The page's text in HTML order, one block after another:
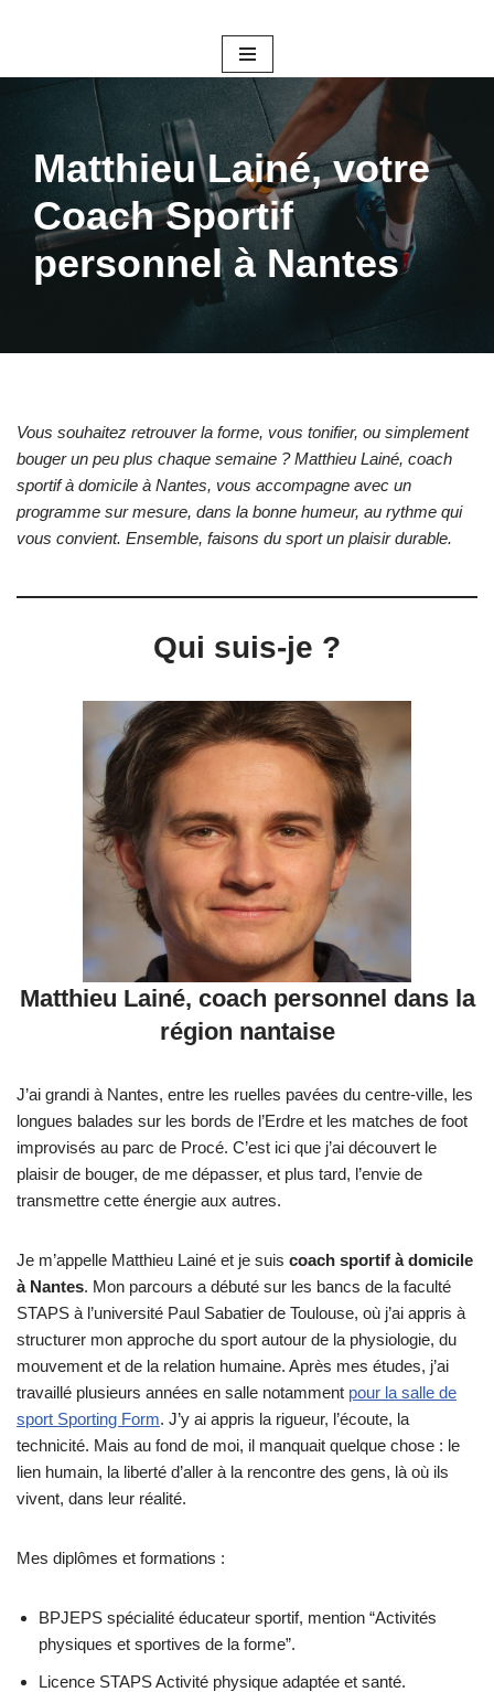
contenu
Matthieu Lainé, votre
Coach Sportif
personnel à Nantes
Vous souhaitez retrouver la forme, vous tonifier, ou simplement
bouger un peu plus chaque semaine ? Matthieu Lainé, coach
sportif à domicile à Nantes, vous accompagne avec un
programme sur mesure, dans la bonne humeur, au rythme qui
vous convient. Ensemble, faisons du sport un plaisir durable.
Qui suis-je ?
Matthieu Lainé, coach personnel dans la
région nantaise
J’ai grandi à Nantes, entre les ruelles pavées du centre-ville, les
longues balades sur les bords de l’Erdre et les matches de foot
improvisés au parc de Procé. C’est ici que j’ai découvert le
plaisir de bouger, de me dépasser, et plus tard, l’envie de
transmettre cette énergie aux autres.
Je m’appelle Matthieu Lainé et je suis coach sportif à domicile
à Nantes. Mon parcours a débuté sur les bancs de la faculté
STAPS à l’université Paul Sabatier de Toulouse, où j’ai appris à
structurer mon approche du sport autour de la physiologie, du
mouvement et de la relation humaine. Après mes études, j’ai
travaillé plusieurs années en salle notamment pour la salle de
sport Sporting Form. J’y ai appris la rigueur, l’écoute, la
technicité. Mais au fond de moi, il manquait quelque chose : le
lien humain, la liberté d’aller à la rencontre des gens, là où ils
vivent, dans leur réalité.
Mes diplômes et formations :
BPJEPS spécialité éducateur sportif, mention “Activités
physiques et sportives de la forme”.
Licence STAPS Activité physique adaptée et santé.